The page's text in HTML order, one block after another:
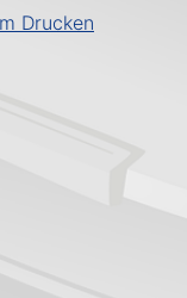
Drucken